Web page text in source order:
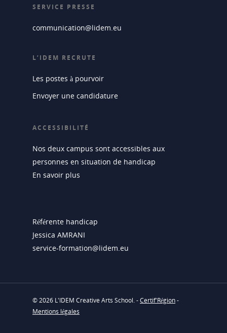
SERVICE PRESSE
communication@lidem.eu
L’IDEM RECRUTE
Les postes à pourvoir
Envoyer une candidature
ACCESSIBILITÉ
Nos deux campus sont accessibles aux
personnes en situation de handicap
En savoir plus
Référente handicap
Jessica AMRANI
service-formation@lidem.eu
© 2026 L'IDEM Creative Arts School. -Certif'Région-
Mentions légales